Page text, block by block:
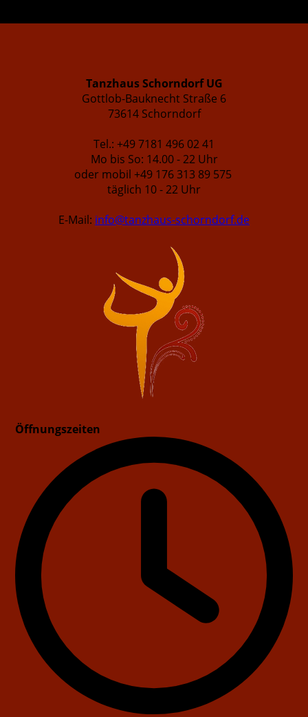
Tanzhaus Schorndorf UG
Gottlob-Bauknecht Straße 6
73614 Schorndorf
Tel.: +49 7181 496 02 41
Mo bis So: 14.00 - 22 Uhr
oder mobil +49 176 313 89 575
täglich 10 - 22 Uhr
E-Mail: info@tanzhaus-schorndorf.de
Öffnungszeiten